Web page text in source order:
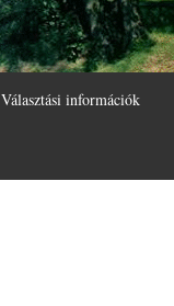
Választási információk